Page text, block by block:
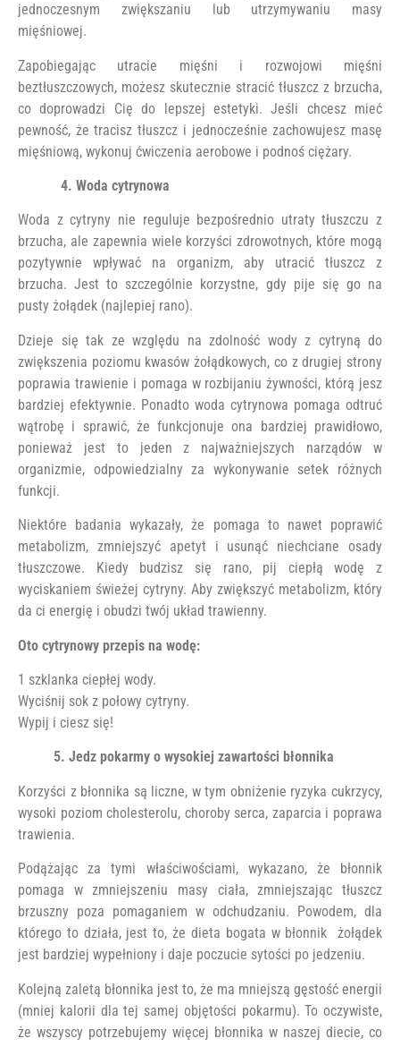
jednoczesnym zwiększaniu lub utrzymywaniu masy
mięśniowej.
Zapobiegając utracie mięśni i rozwojowi mięśni
beztłuszczowych, możesz skutecznie stracić tłuszcz z brzucha,
co doprowadzi Cię do lepszej estetyki. Jeśli chcesz mieć
pewność, że tracisz tłuszcz i jednocześnie zachowujesz masę
mięśniową, wykonuj ćwiczenia aerobowe i podnoś ciężary.
4. Woda cytrynowa
Woda z cytryny nie reguluje bezpośrednio utraty tłuszczu z
brzucha, ale zapewnia wiele korzyści zdrowotnych, które mogą
pozytywnie wpływać na organizm, aby utracić tłuszcz z
brzucha. Jest to szczególnie korzystne, gdy pije się go na
pusty żołądek (najlepiej rano).
Dzieje się tak ze względu na zdolność wody z cytryną do
zwiększenia poziomu kwasów żołądkowych, co z drugiej strony
poprawia trawienie i pomaga w rozbijaniu żywności, którą jesz
bardziej efektywnie. Ponadto woda cytrynowa pomaga odtruć
wątrobę i sprawić, że funkcjonuje ona bardziej prawidłowo,
ponieważ jest to jeden z najważniejszych narządów w
organizmie, odpowiedzialny za wykonywanie setek różnych
funkcji.
Niektóre badania wykazały, że pomaga to nawet poprawić
metabolizm, zmniejszyć apetyt i usunąć niechciane osady
tłuszczowe. Kiedy budzisz się rano, pij ciepłą wodę z
wyciskaniem świeżej cytryny. Aby zwiększyć metabolizm, który
da ci energię i obudzi twój układ trawienny.
Oto cytrynowy przepis na wodę:
1 szklanka ciepłej wody.
Wyciśnij sok z połowy cytryny.
Wypij i ciesz się!
5. Jedz pokarmy o wysokiej zawartości błonnika
Korzyści z błonnika są liczne, w tym obniżenie ryzyka cukrzycy,
wysoki poziom cholesterolu, choroby serca, zaparcia i poprawa
trawienia.
Podążając za tymi właściwościami, wykazano, że błonnik
pomaga w zmniejszeniu masy ciała, zmniejszając tłuszcz
brzuszny poza pomaganiem w odchudzaniu. Powodem, dla
którego to działa, jest to, że dieta bogata w błonnik żołądek
jest bardziej wypełniony i daje poczucie sytości po jedzeniu.
Kolejną zaletą błonnika jest to, że ma mniejszą gęstość energii
(mniej kalorii dla tej samej objętości pokarmu). To oczywiste,
że wszyscy potrzebujemy więcej błonnika w naszej diecie, co